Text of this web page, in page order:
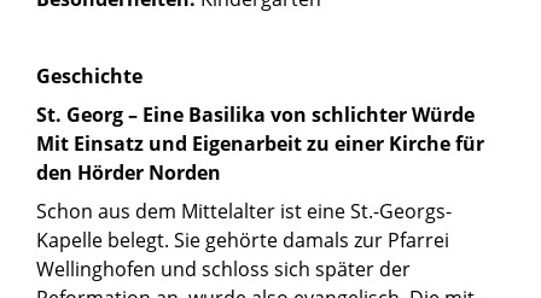
Geschichte
St. Georg – Eine Basilika von schlichter Würde
Mit Einsatz und Eigenarbeit zu einer Kirche für
den Hörder Norden
Schon aus dem Mittelalter ist eine St.-Georgs-
Kapelle belegt. Sie gehörte damals zur Pfarrei
Wellinghofen und schloss sich später der